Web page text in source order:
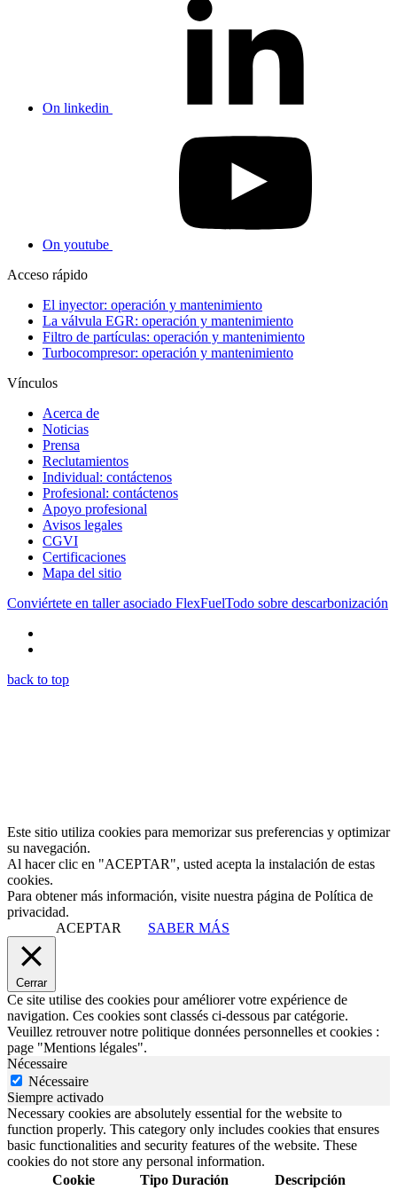
On linkedin
On youtube
Acceso rápido
El inyector: operación y mantenimiento
La válvula EGR: operación y mantenimiento
Filtro de partículas: operación y mantenimiento
Turbocompresor: operación y mantenimiento
Vínculos
Acerca de
Noticias
Prensa
Reclutamientos
Individual: contáctenos
Profesional: contáctenos
Apoyo profesional
Avisos legales
CGVI
Certificaciones
Mapa del sitio
Conviértete en taller asociado FlexFuelTodo sobre descarbonización
back to top
Este sitio utiliza cookies para memorizar sus preferencias y optimizar
su navegación.
Al hacer clic en "ACEPTAR", usted acepta la instalación de estas
cookies.
Para obtener más información, visite nuestra página de Política de
privacidad.
ACEPTAR
SABER MÁS
Cerrar
Ce site utilise des cookies pour améliorer votre expérience de
navigation. Ces cookies sont classés ci-dessous par catégorie.
Veuillez retrouver notre politique données personnelles et cookies :
page "Mentions légales".
Nécessaire
Nécessaire
Siempre activado
Necessary cookies are absolutely essential for the website to
function properly. This category only includes cookies that ensures
basic functionalities and security features of the website. These
cookies do not store any personal information.
Cookie
Tipo Duración Descripción